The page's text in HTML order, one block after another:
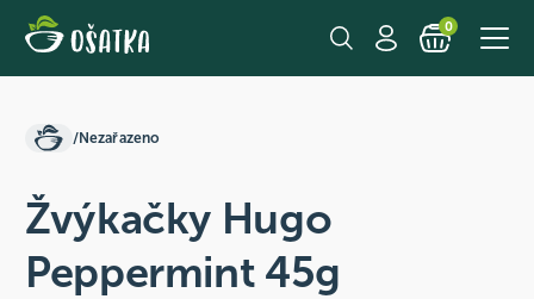
0
/Nezařazeno
Žvýkačky Hugo
Peppermint 45g